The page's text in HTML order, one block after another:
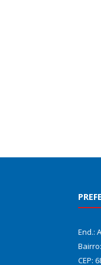
End.:
CEP: